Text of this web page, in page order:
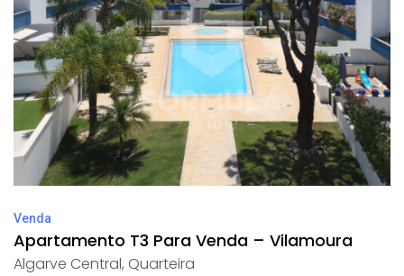
Venda
Apartamento T3 Para Venda – Vilamoura
Algarve Central, Quarteira